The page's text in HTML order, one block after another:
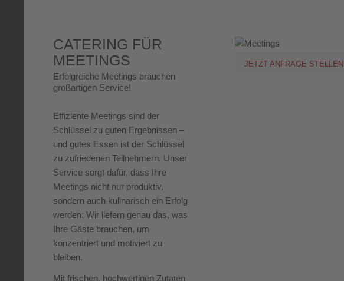
CATERING FÜR
MEETINGS
Erfolgreiche Meetings brauchen
großartigen Service!
Effiziente Meetings sind der
Schlüssel zu guten Ergebnissen –
und gutes Essen ist der Schlüssel
zu zufriedenen Teilnehmern. Unser
Service sorgt dafür, dass Ihre
Meetings nicht nur produktiv,
sondern auch kulinarisch ein Erfolg
werden: Wir liefern genau das, was
Ihre Gäste brauchen, um
konzentriert und motiviert zu
bleiben.
Mit frischen, hochwertigen Zutaten
JETZT ANFRAGE STELLEN